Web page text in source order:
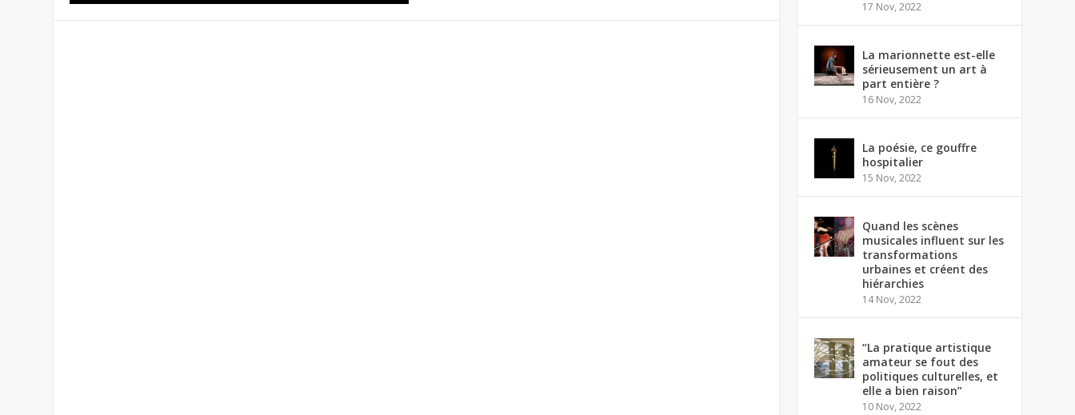
17 Nov, 2022
La marionnette est-elle
sérieusement un art à
part entière ?
16 Nov, 2022
La poésie, ce gouffre
hospitalier
15 Nov, 2022
Quand les scènes
musicales influent sur les
transformations
urbaines et créent des
hiérarchies
14 Nov, 2022
“La pratique artistique
amateur se fout des
politiques culturelles, et
elle a bien raison”
10 Nov, 2022